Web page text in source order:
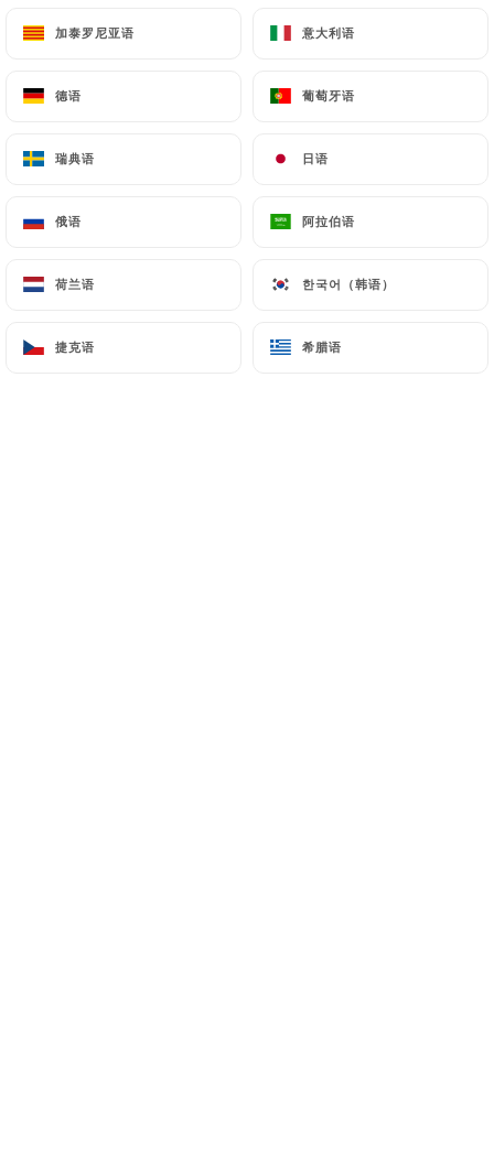
加泰罗尼亚语 意大利语
德语 葡萄牙语
瑞典语 日语
俄语 阿拉伯语
荷兰语 한국어（韩语）
捷克语 希腊语
Raj Gambas Tandoori
加泰罗尼亚语 意大利语
德语 葡萄牙语
瑞典语 日语
俄语 阿拉伯语
荷兰语 한국어（韩语）
捷克语 希腊语